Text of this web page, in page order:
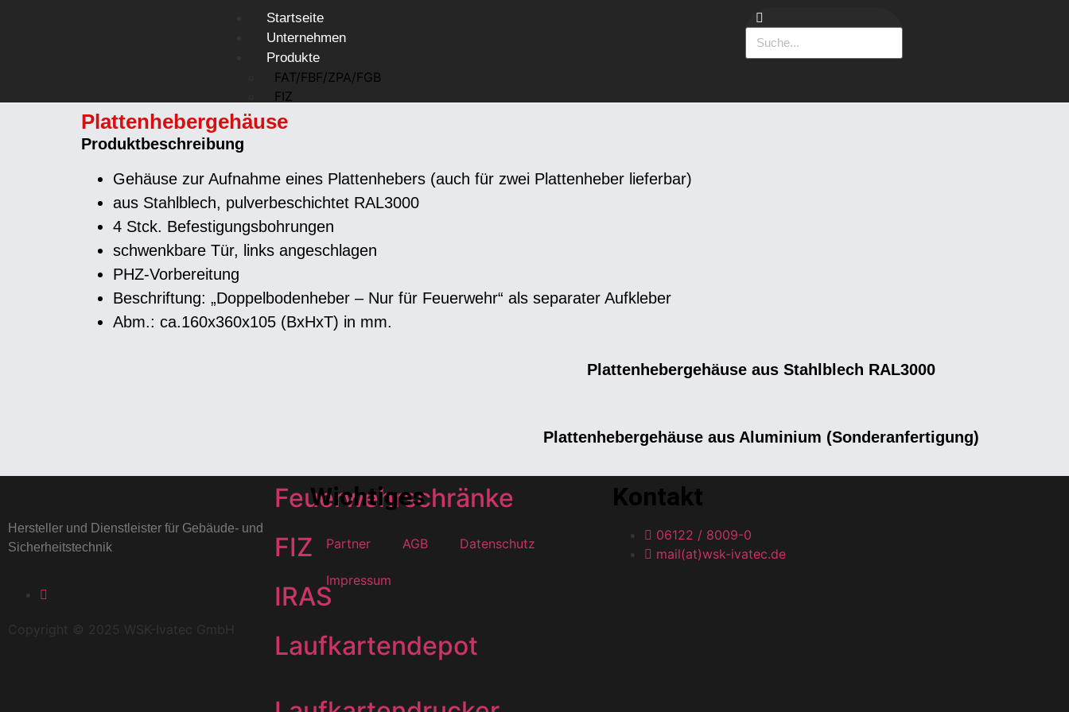
Startseite
Unternehmen
Produkte
FAT/FBF/ZPA/FGB
FIZ
Tableaus
Zur Übersicht
Brandschutzgrafiken
CAD-Dienstleistungen
Feuerwehrschränke
FIZ
IRAS
Laufkartendepot
Plattenhebergehäuse
Produktbeschreibung
Gehäuse zur Aufnahme eines Plattenhebers (auch für zwei Plattenheber lieferbar)
aus Stahlblech, pulverbeschichtet RAL3000
4 Stck. Befestigungsbohrungen
schwenkbare Tür, links angeschlagen
PHZ-Vorbereitung
Beschriftung: „Doppelbodenheber – Nur für Feuerwehr“ als separater Aufkleber
Abm.: ca.160x360x105 (BxHxT) in mm.
Plattenhebergehäuse aus Stahlblech RAL3000
Plattenhebergehäuse aus Aluminium (Sonderanfertigung)
Hersteller und Dienstleister für Gebäude- und
Sicherheitstechnik
Wichtiges
Partner AGB Datenschutz
Impressum
Kontakt
06122 / 8009-0
mail(at)wsk-ivatec.de
Copyright © 2025 WSK-Ivatec GmbH